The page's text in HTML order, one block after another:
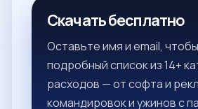
Скачать бесплатно
Оставьте имя и email,
подробный список из 14+
расходов — от софта и
командировок и ужинов с